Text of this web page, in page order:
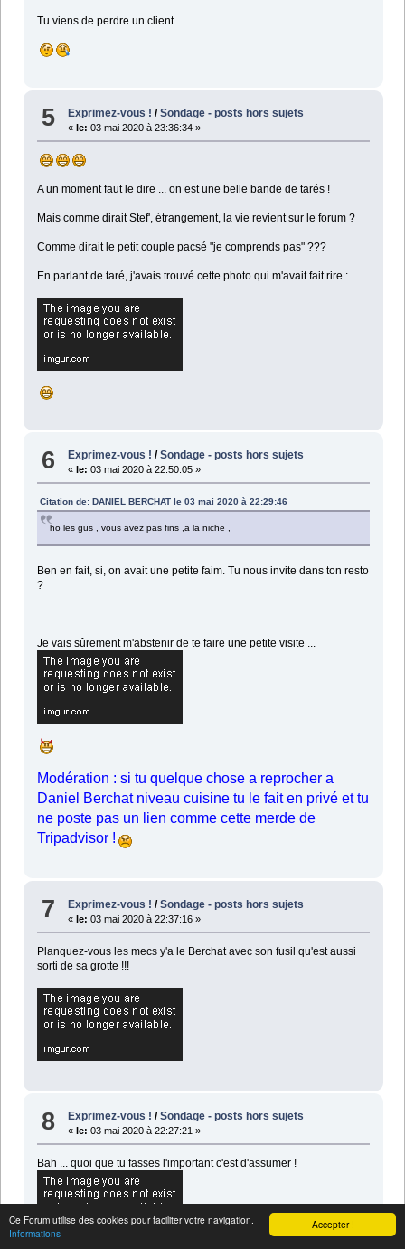
Accepter !
Ce Forum utilise des cookies pour faciliter votre navigation.
Informations
Tu viens de perdre un client ...
5 Exprimez-vous ! /Sondage - posts hors sujets
«le: 03 mai 2020 à 23:36:34 »
A un moment faut le dire ... on est une belle bande de tarés !
Mais comme dirait Stef', étrangement, la vie revient sur le forum ?
Comme dirait le petit couple pacsé "je comprends pas" ???
En parlant de taré, j'avais trouvé cette photo qui m'avait fait rire :
6 Exprimez-vous ! /Sondage - posts hors sujets
« le: 03 mai 2020 à 22:50:05 »
Citation de: DANIEL BERCHAT le 03 mai 2020 à 22:29:46
ho les gus , vous avez pas fins ,a la niche ,
Ben en fait, si, on avait une petite faim. Tu nous invite dans ton resto
?
Je vais sûrement m'abstenir de te faire une petite visite ...
Modération : si tu quelque chose a reprocher a
Daniel Berchat niveau cuisine tu le fait en privé et tu
ne poste pas un lien comme cette merde de
Tripadvisor !
7 Exprimez-vous ! /Sondage - posts hors sujets
«le: 03 mai 2020 à 22:37:16 »
Planquez-vous les mecs y'a le Berchat avec son fusil qu'est aussi
sorti de sa grotte !!!
8 Exprimez-vous ! /Sondage - posts hors sujets
«le: 03 mai 2020 à 22:27:21 »
Bah ... quoi que tu fasses l'important c'est d'assumer !